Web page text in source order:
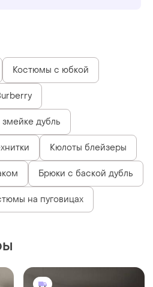
Костюмы с юбкой
дубль
Кюлоты блейзеры
Брюки с баской дубль
на пуговицах